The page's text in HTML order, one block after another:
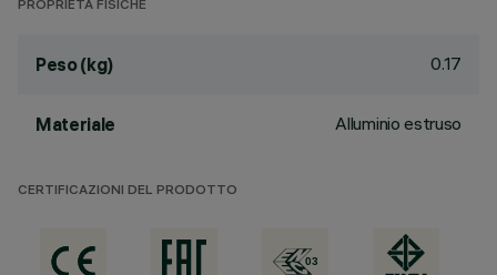
PROPRIETÀ FISICHE
Peso (kg) 0.17
Materiale Alluminio estruso
CERTIFICAZIONI DEL PRODOTTO